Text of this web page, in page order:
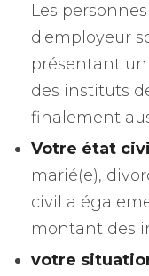
Les
d'employeur
présentant un
des instituts
finalement
Votre état
marié(e),
civil a
montant des
votre